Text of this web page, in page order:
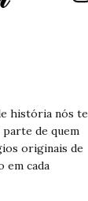
história nós te
de quem
originais de
em cada